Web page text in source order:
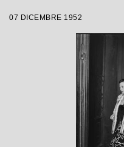
07 DICEMBRE 1952